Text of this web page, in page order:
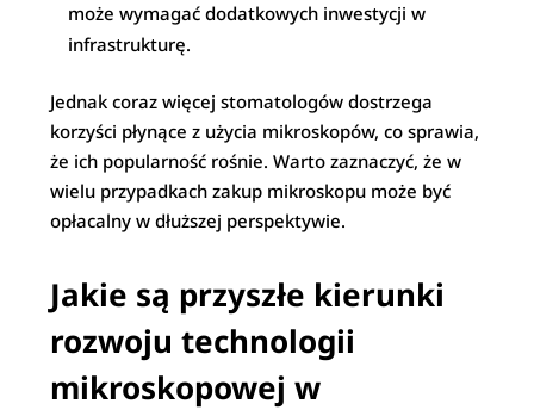
może wymagać dodatkowych inwestycji w
infrastrukturę.
Jednak coraz więcej stomatologów dostrzega
korzyści płynące z użycia mikroskopów, co sprawia,
że ich popularność rośnie. Warto zaznaczyć, że w
wielu przypadkach zakup mikroskopu może być
opłacalny w dłuższej perspektywie.
Jakie są przyszłe kierunki
rozwoju technologii
mikroskopowej w